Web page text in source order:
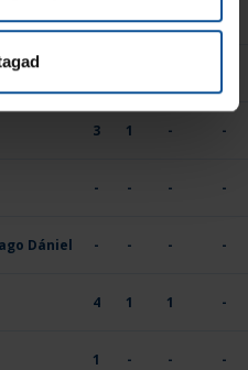
- - 1 -
3 1 - -
- - - -
Dániel - - - -
4 1 1 -
1 - - -